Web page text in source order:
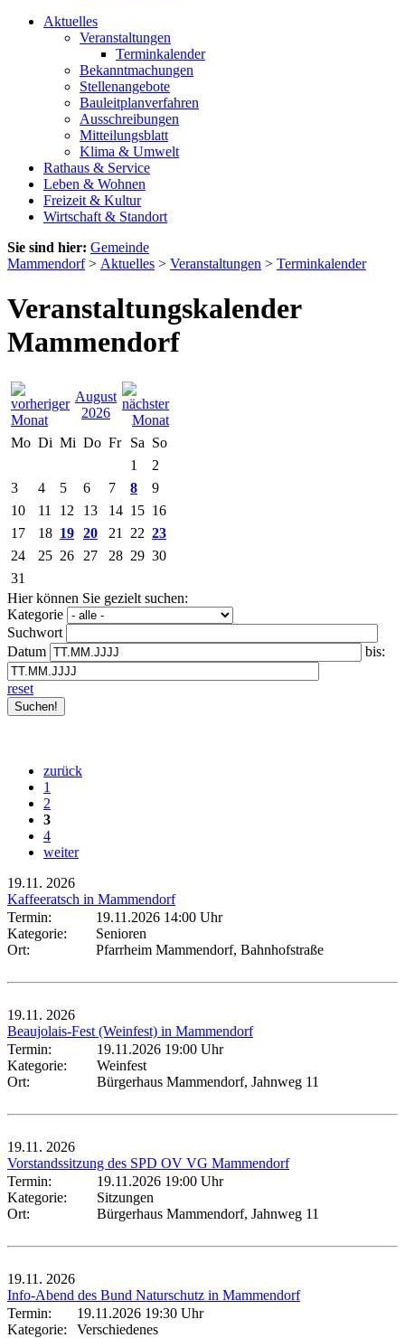
Aktuelles
Veranstaltungen
Terminkalender
Bekanntmachungen
Stellenangebote
Bauleitplanverfahren
Ausschreibungen
Mitteilungsblatt
Klima & Umwelt
Rathaus & Service
Leben & Wohnen
Freizeit & Kultur
Wirtschaft & Standort
Sie sind hier: Gemeinde
Mammendorf> Aktuelles > Veranstaltungen > Terminkalender
Veranstaltungskalender
Mammendorf
August
2026
Mo Di Mi Do Fr Sa So
1
2
3
4 5 6 7 8
9
10
11 12 13 14 15 16
17
18 19 20 21 22 23
24
25 26 27 28 29 30
31
Hier können Sie gezielt suchen:
Kategorie
Suchwort
Datum
bis:
reset
zurück
1
2
3
4
weiter
19.11. 2026
Kaffeeratsch in Mammendorf
Termin:
19.11.2026 14:00 Uhr
Kategorie:
Senioren
Ort:
Pfarrheim Mammendorf, Bahnhofstraße
19.11. 2026
Beaujolais-Fest (Weinfest) in Mammendorf
Termin:
19.11.2026 19:00 Uhr
Kategorie:
Weinfest
Ort:
Bürgerhaus Mammendorf, Jahnweg 11
19.11. 2026
Vorstandssitzung des SPD OV VG Mammendorf
Termin:
19.11.2026 19:00 Uhr
Kategorie:
Sitzungen
Ort:
Bürgerhaus Mammendorf, Jahnweg 11
19.11. 2026
Info-Abend des Bund Naturschutz in Mammendorf
Termin:
19.11.2026 19:30 Uhr
Kategorie:
Verschiedenes